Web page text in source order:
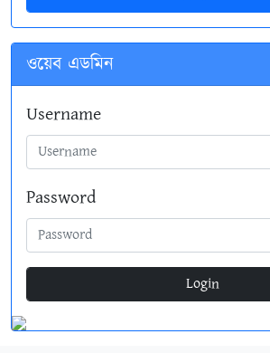
ওয়েব এডমিন
Username
Password
Login